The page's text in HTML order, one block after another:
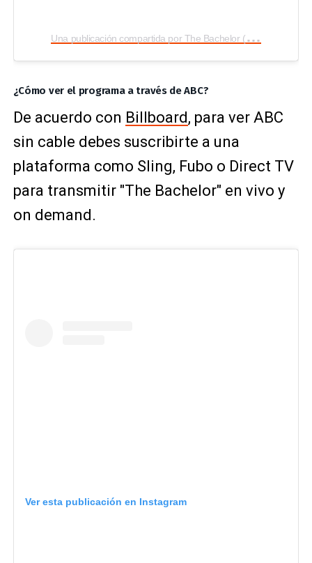
U
na publicación compartida por The Bachelor (@bachelorabc)
¿Cómo ver el programa a través de ABC?
De acuerdo con Billboard, para ver ABC
sin cable debes suscribirte a una
plataforma como Sling, Fubo o Direct TV
para transmitir "The Bachelor" en vivo y
on demand.
Ver esta publicación en Instagram